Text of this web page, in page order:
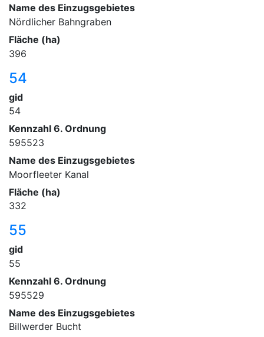
Name des Einzugsgebietes
Nördlicher Bahngraben
Fläche (ha)
396
54
gid
54
Kennzahl 6. Ordnung
595523
Name des Einzugsgebietes
Moorfleeter Kanal
Fläche (ha)
332
55
gid
55
Kennzahl 6. Ordnung
595529
Name des Einzugsgebietes
Billwerder Bucht